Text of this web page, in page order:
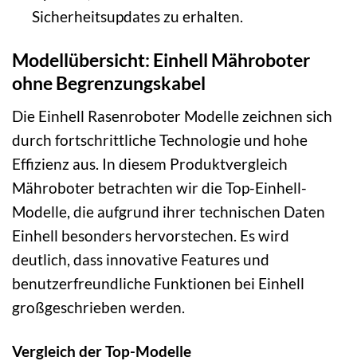
Sicherheitsupdates zu erhalten.
Modellübersicht: Einhell Mähroboter
ohne Begrenzungskabel
Die Einhell Rasenroboter Modelle zeichnen sich
durch fortschrittliche Technologie und hohe
Effizienz aus. In diesem Produktvergleich
Mähroboter betrachten wir die Top-Einhell-
Modelle, die aufgrund ihrer technischen Daten
Einhell besonders hervorstechen. Es wird
deutlich, dass innovative Features und
benutzerfreundliche Funktionen bei Einhell
großgeschrieben werden.
Vergleich der Top-Modelle